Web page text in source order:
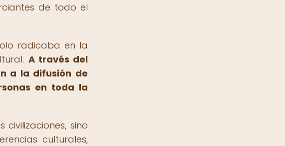
de todo el
radicaba en la
A través del
a la difusión de
en toda la
sino
culturales,